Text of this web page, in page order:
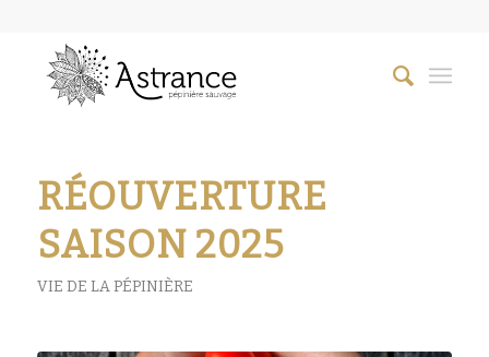
RÉOUVERTURE
SAISON 2025
VIE DE LA PÉPINIÈRE